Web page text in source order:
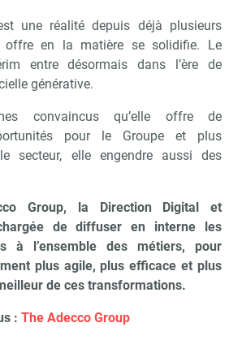
une réalité depuis déjà plusieurs
offre en la matière se solidifie. Le
entre désormais dans l’ère de
générative.
convaincus qu’elle offre de
pour le Groupe et plus
secteur, elle engendre aussi des
Group, la Direction Digital et
de diffuser en interne les
à l’ensemble des métiers, pour
plus agile, plus efficace et plus
de ces transformations.
: The Adecco Group